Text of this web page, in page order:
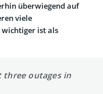
überwiegend auf
viele
ist als
outages in